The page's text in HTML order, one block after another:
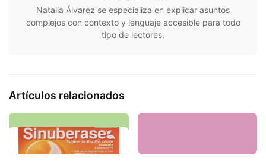
Natalia Álvarez se especializa en explicar asuntos
complejos con contexto y lenguaje accesible para todo
tipo de lectores.
Artículos relacionados